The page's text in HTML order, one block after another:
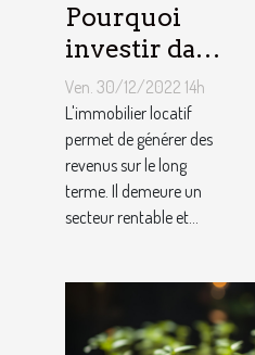
Pourquoi
investir dans
l'immobilier
?
Ven. 30/12/2022 14h
L'immobilier locatif
permet de générer des
revenus sur le long
terme. Il demeure un
secteur rentable et...